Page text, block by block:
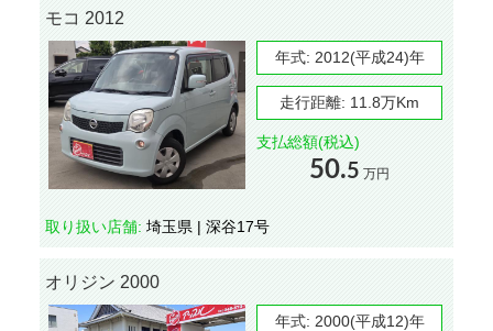
モコ 2012
年式: 2012(平成24)年
走行距離: 11.8万Km
支払総額(税込)
50.5 万円
取り扱い店舗: 埼玉県 | 深谷17号
オリジン 2000
年式: 2000(平成12)年